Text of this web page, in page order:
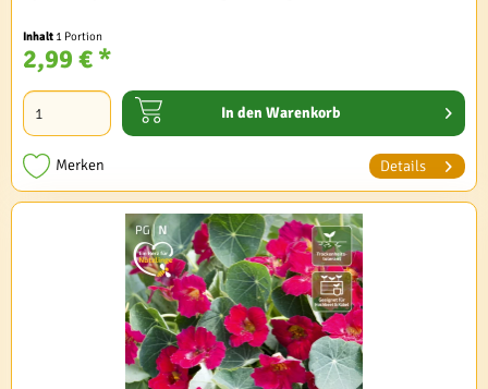
Inhalt 1 Portion
2,99 € *
In den Warenkorb
Merken Details